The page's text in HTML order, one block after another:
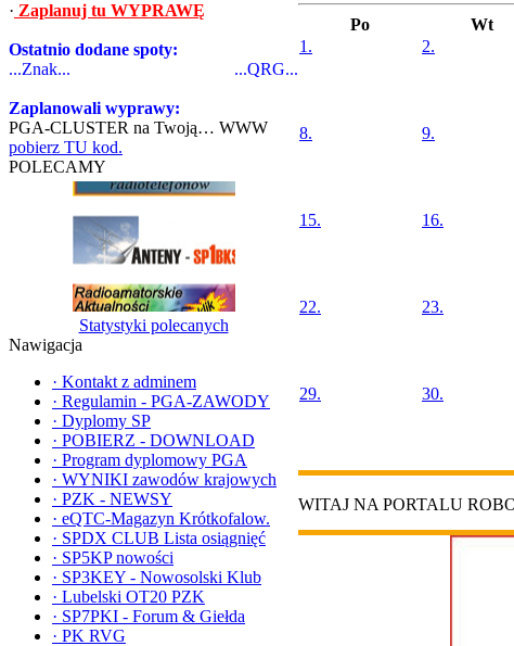
· Zaplanuj tu WYPRAWĘ
Ostatnio dodane spoty:
...Znak...
...QRG...
Zaplanowali wyprawy:
PGA-CLUSTER na Twoją… WWW
pobierz TU kod.
POLECAMY
Statystyki polecanych
Nawigacja
· Kontakt z adminem
· Regulamin - PGA-ZAWODY
· Dyplomy SP
· POBIERZ - DOWNLOAD
· Program dyplomowy PGA
· WYNIKI zawodów krajowych
· PZK - NEWSY
· eQTC-Magazyn Krótkofalow.
· SPDX CLUB Lista osiągnięć
· SP5KP nowości
· SP3KEY - Nowosolski Klub
· Lubelski OT20 PZK
· SP7PKI - Forum & Giełda
· PK RVG
Po Wt
1.
2.
8. 9.
15. 16.
22. 23.
29. 30.
WITAJ NA PORTALU